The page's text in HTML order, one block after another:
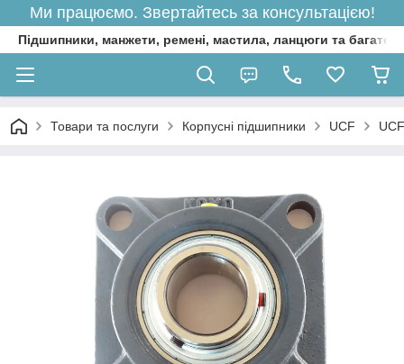
Ми працюємо. Звертайтесь за консультацією!
Підшипники, манжети, ремені, мастила, ланцюги та багато
Товари та послуги Корпусні підшипники UCF